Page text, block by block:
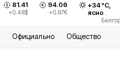
81.41
+0.48$
94.06
+0.87€
+34°С,
ясно
Официально Общество